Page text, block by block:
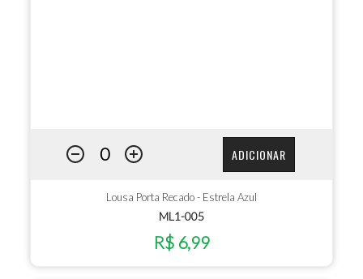
ADICIONAR
Lousa Porta Recado - Estrela Azul
ML1-005
R$ 6,99